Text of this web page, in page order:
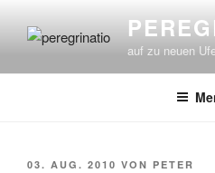
Inhalt
auf zu neuen
VERÖFFENTLICHT
03. AUG. 2010 VON PETER